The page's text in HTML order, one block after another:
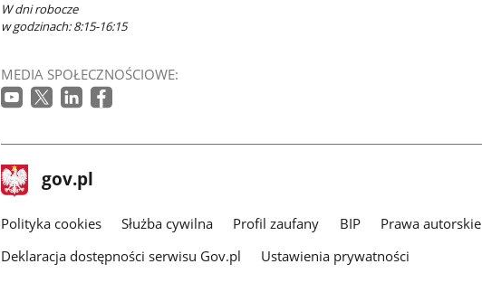
W dni robocze
w godzinach: 8:15-16:15
MEDIA SPOŁECZNOŚCIOWE:
stopka
gov.pl Strona
gov.pl
gov.pl
Polityka cookies Służba cywilna Profil zaufany BIP Prawa autorskie
Deklaracja dostępności serwisu Gov.pl
Ustawienia prywatności